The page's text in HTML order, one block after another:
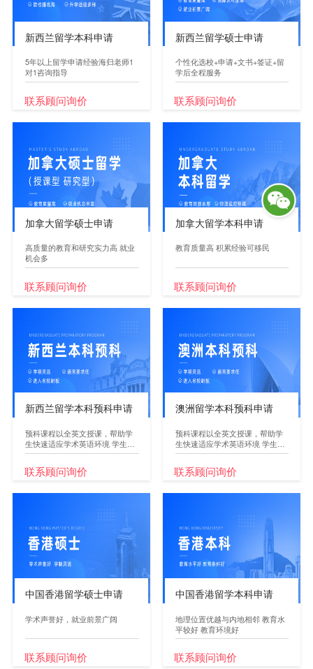
新西兰留学本科申请
5年以上留学申请经验海归老师1
对1咨询指导
联系顾问询价
新西兰留学硕士申请
个性化选校+申请+文书+签证+留
学后全程服务
联系顾问询价
加拿大留学硕士申请
高质量的教育和研究实力高 就业
机会多
联系顾问询价
加拿大留学本科申请
教育质量高 积累经验可移民
联系顾问询价
新西兰留学本科预科申请
预科课程以全英文授课，帮助学
生快速适应学术英语环境 学生
完...
联系顾问询价
澳洲留学本科预科申请
预科课程以全英文授课，帮助学
生快速适应学术英语环境 学生
完...
联系顾问询价
中国香港留学硕士申请
学术声誉好，就业前景广阔
联系顾问询价
中国香港留学本科申请
地理位置优越与内地相邻 教育水
平较好 教育环境好
联系顾问询价